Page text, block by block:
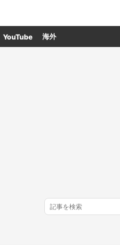
YouTube 海外